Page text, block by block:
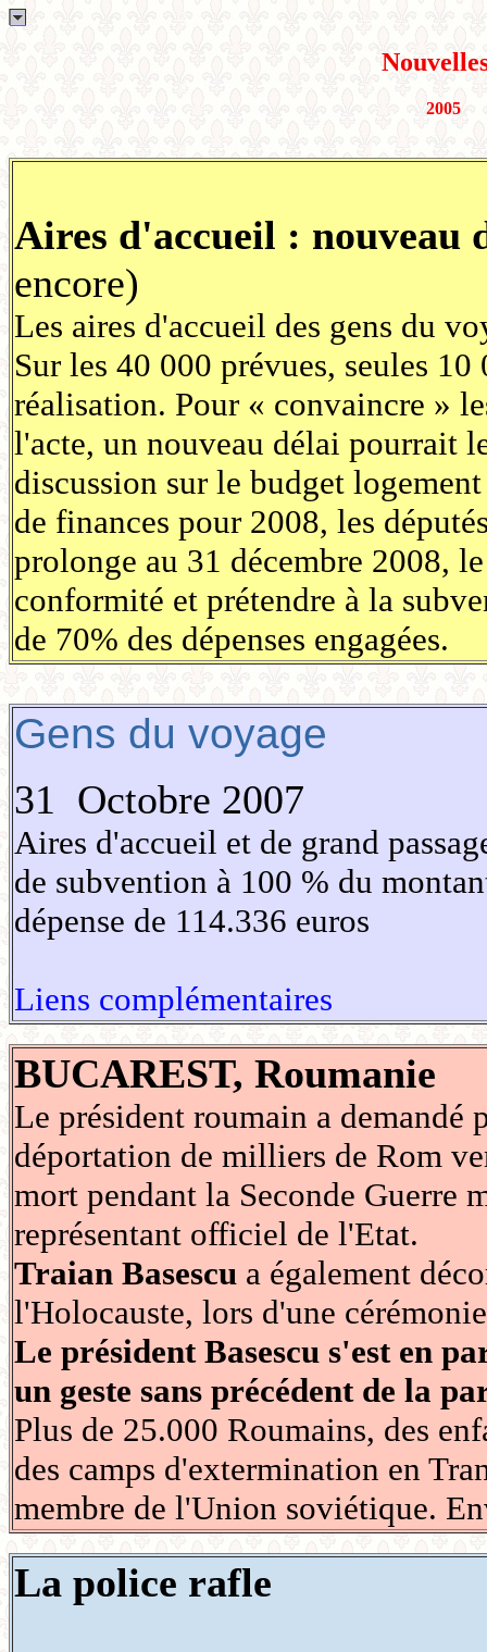
2005
Aires d'accueil : nouveau
encore)
Les aires d'accueil des gens du
Sur les 40 000 prévues, seules
réalisation. Pour « convaincre »
l'acte, un nouveau délai pourrait
discussion sur le budget
de finances pour 2008, les
prolonge au 31 décembre 2008,
conformité et prétendre à la
de 70% des dépenses engagées.
Gens du voyage
31 Octobre 2007
Aires d'accueil et de grand
de subvention à 100 % du
dépense de 114.336 euros
Liens complémentaires
BUCAREST, Roumanie
Le président roumain a demandé
déportation de milliers de Rom
mort pendant la Seconde Guerre
représentant officiel de l'Etat.
Traian Basescu a également
l'Holocauste, lors d'une
Le président Basescu s'est en
un geste sans précédent de la
Plus de 25.000 Roumains, des
des camps d'extermination en
membre de l'Union soviétique.
La police rafle